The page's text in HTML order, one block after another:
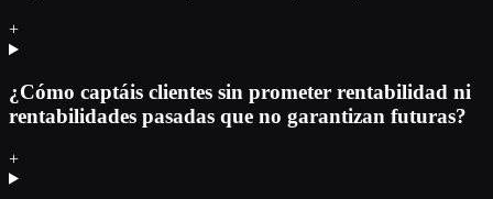
+
¿Cómo captáis clientes sin prometer rentabilidad ni
rentabilidades pasadas que no garantizan futuras?
+